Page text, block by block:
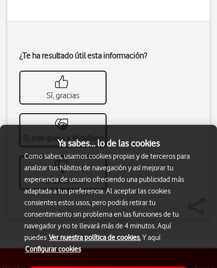
¿Te ha resultado útil esta información?
Sí, gracias
Sí, con queja a Vodafone
No, para nada
Ya sabes... lo de las cookies
Como sabes, usamos cookies propias y de terceros para
analizar tus hábitos de navegación y así mejorar tu
experiencia de usuario ofreciendo una publicidad más
adaptada a tus preferencia. Al aceptar las cookies
consientes estos usos, pero podrás retirar tu
consentimiento sin problema en las funciones de tu
navegador y no te llevará más de 4 minutos. Aquí
puedes Ver nuestra política de cookies.Y aquí
Configurar cookies